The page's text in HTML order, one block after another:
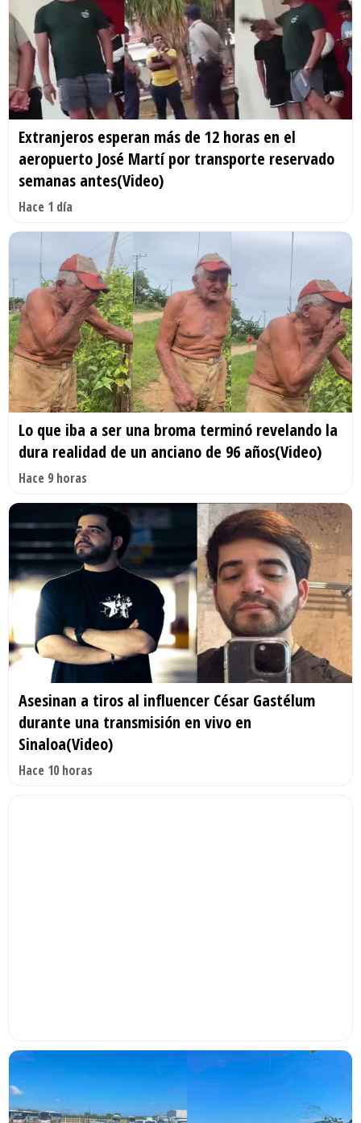
Extranjeros esperan más de 12 horas en el
aeropuerto José Martí por transporte reservado
semanas antes(Video)
Hace 1 día
Lo que iba a ser una broma terminó revelando la
dura realidad de un anciano de 96 años(Video)
Hace 9 horas
Asesinan a tiros al influencer César Gastélum
durante una transmisión en vivo en
Sinaloa(Video)
Hace 10 horas